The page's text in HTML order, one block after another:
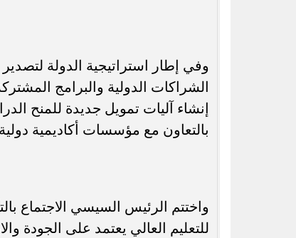
وفي إطار استراتيجية الدولة
الشراكات الدولية والبرامج
إنشاء آليات تمويل جديدة للمنح
بالتعاون مع مؤسسات أكاديمية
واختتم الرئيس السيسي الاجتماع
للتعليم العالي يعتمد على الجودة